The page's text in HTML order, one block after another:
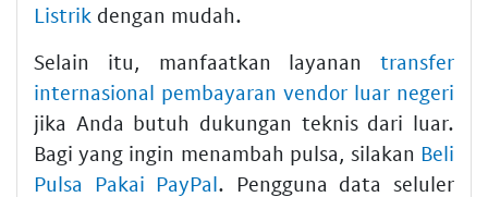
Listrik dengan mudah.
Selain itu, manfaatkan layanan transfer
internasional pembayaran vendor luar negeri
jika Anda butuh dukungan teknis dari luar.
Bagi yang ingin menambah pulsa, silakan Beli
Pulsa Pakai PayPal. Pengguna data seluler